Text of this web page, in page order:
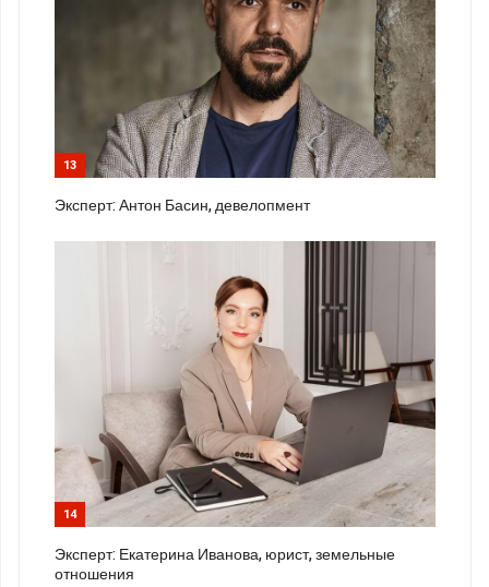
13
Эксперт: Антон Басин, девелопмент
14
Эксперт: Екатерина Иванова, юрист, земельные
отношения